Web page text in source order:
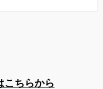
こちらから